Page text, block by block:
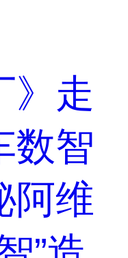
》走
数智
阿维